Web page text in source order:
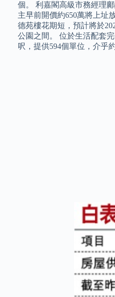
個。 利嘉閣高級市務經理
主早前開價約650萬將上址
德苑樓花期短，預計將於
公園之間。 位於生活配套
呎，提供594個單位，介乎